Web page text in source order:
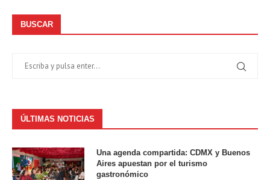
BUSCAR
ÚLTIMAS NOTICIAS
Una agenda compartida: CDMX y Buenos
Aires apuestan por el turismo
gastronómico